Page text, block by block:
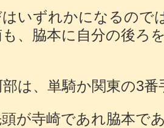
いずれかになるので
も、脇本に自分の後ろ
は、単騎か関東の3番
が寺崎であれ脇本で